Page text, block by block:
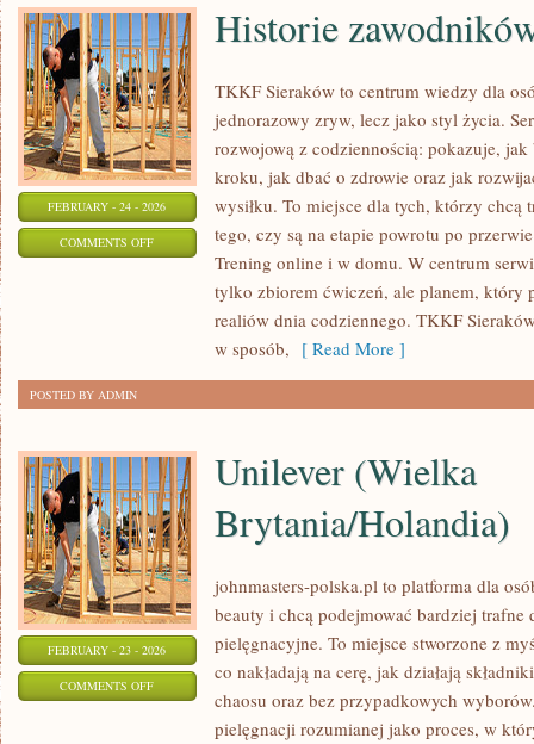
FEBRUARY - 24 - 2026
COMMENTS OFFON
ZAWODNIKÓW
TRENERÓW
Historie
TKKF Sieraków to centrum wiedzy dla
jednorazowy zryw, lecz jako styl życia.
rozwojową z codziennością: pokazuje,
kroku, jak dbać o zdrowie oraz jak
wysiłku. To miejsce dla tych, którzy chcą
tego, czy są na etapie powrotu po
Trening online i w domu. W centrum
tylko zbiorem ćwiczeń, ale planem, który
realiów dnia codziennego. TKKF
w sposób, [ Read More ]
POSTED BY ADMIN
FEBRUARY - 23 - 2026
COMMENTS OFFON
Unilever (Wielka
Brytania/Holandia)
johnmasters-polska.pl to platforma dla
beauty i chcą podejmować bardziej trafne
pielęgnacyjne. To miejsce stworzone z
co nakładają na cerę, jak działają
chaosu oraz bez przypadkowych
pielęgnacji rozumianej jako proces, w